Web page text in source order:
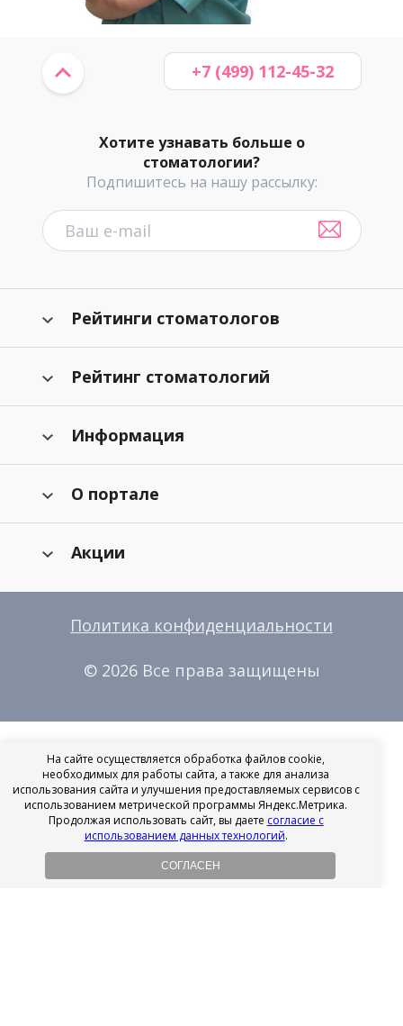
Хотите узнавать больше о
стоматологии?
Подпишитесь на нашу рассылку:
+7 (499) 112-45-32
Рейтинги стоматологов
Рейтинг стоматологий
Информация
О портале
Акции
Политика конфиденциальности
© 2026 Все права защищены
На сайте осуществляется обработка файлов cookie,
необходимых для работы сайта, а также для анализа
использования сайта и улучшения предоставляемых сервисов с
использованием метрической программы Яндекс.Метрика.
Продолжая использовать сайт, вы даете согласие с
использованием данных технологий.
СОГЛАСЕН